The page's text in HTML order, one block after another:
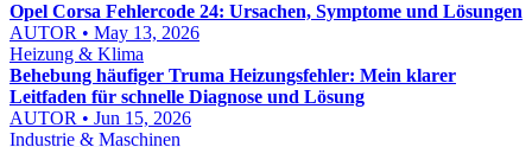
Opel Corsa Fehlercode 24: Ursachen, Symptome und Lösungen
AUTOR • May 13, 2026
Heizung & Klima
Behebung häufiger Truma Heizungsfehler: Mein klarer
Leitfaden für schnelle Diagnose und Lösung
AUTOR • Jun 15, 2026
Industrie & Maschinen